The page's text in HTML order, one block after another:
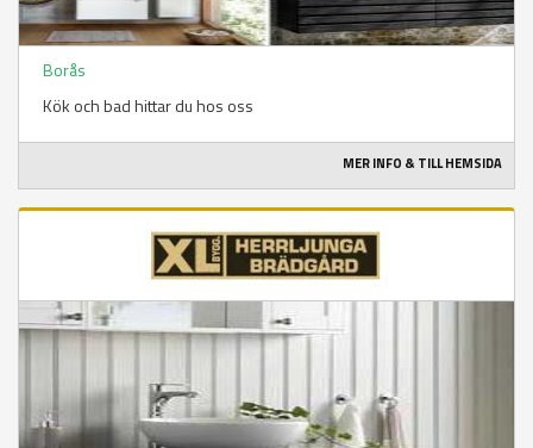
Borås
Kök och bad hittar du hos oss
MER INFO & TILL HEMSIDA